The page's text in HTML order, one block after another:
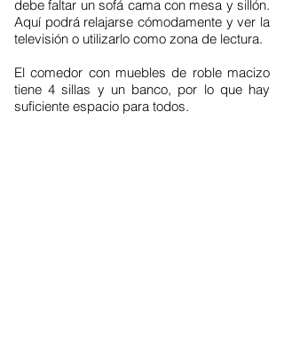
debe faltar un sofá cama con mesa y sillón.
Aquí podrá relajarse cómodamente y ver la
televisión o utilizarlo como zona de lectura.
El comedor con muebles de roble macizo
tiene 4 sillas y un banco, por lo que hay
suficiente espacio para todos.